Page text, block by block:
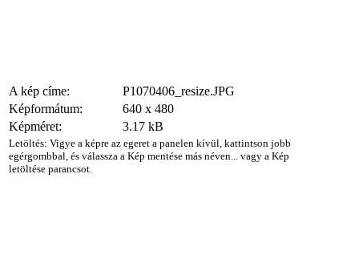
A kép címe:
P1070406_resize.JPG
Képformátum:
640 x 480
Képméret:
3.17 kB
Letöltés: Vigye a képre az egeret a panelen kívül, kattintson jobb
egérgombbal, és válassza a Kép mentése más néven... vagy a Kép
letöltése parancsot.